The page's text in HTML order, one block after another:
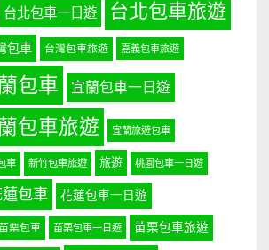
台北包車一日遊 台北包車旅遊
包車 台灣包車旅遊 嘉義包車旅遊
包車 宜蘭包車一日遊
包車旅遊 宜蘭旅遊包車
車 新竹包車旅遊 旅遊 桃園包車一日遊
包車 花蓮包車一日遊
栗包車 苗栗包車一日遊 苗栗包車旅遊